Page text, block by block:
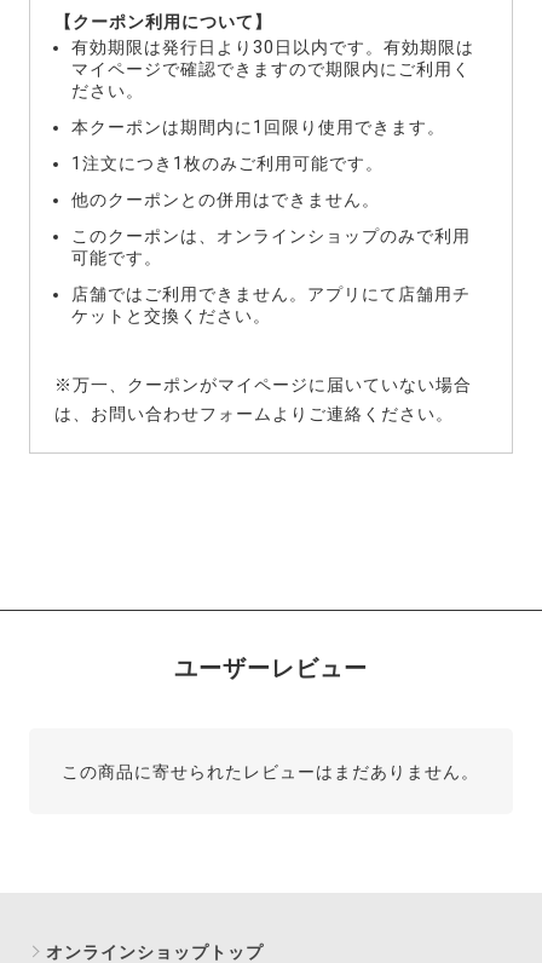
【クーポン利用について】
有効期限は発行日より30日以内です。有効期限は
マイページで確認できますので期限内にご利用く
ださい。
本クーポンは期間内に1回限り使用できます。
1注文につき1枚のみご利用可能です。
他のクーポンとの併用はできません。
このクーポンは、オンラインショップのみで利用
可能です。
店舗ではご利用できません。アプリにて店舗用チ
ケットと交換ください。
※万一、クーポンがマイページに届いていない場合
は、お問い合わせフォームよりご連絡ください。
ユーザーレビュー
この商品に寄せられたレビューはまだありません。
オンラインショップトップ